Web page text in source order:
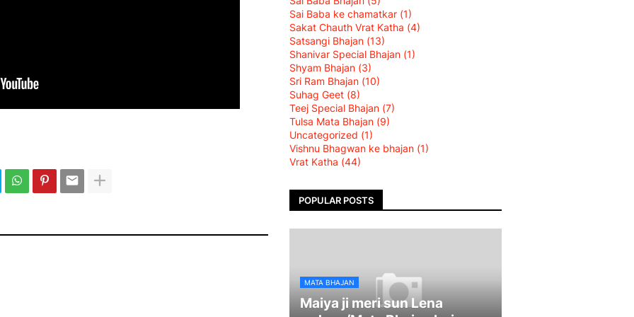
Sai Baba ke chamatkar (1)
Sakat Chauth Vrat Katha (4)
Satsangi Bhajan (13)
Shanivar Special Bhajan (1)
Shyam Bhajan (3)
Sri Ram Bhajan (10)
Suhag Geet (8)
Teej Special Bhajan (7)
Tulsa Mata Bhajan (9)
Uncategorized (1)
Vishnu Bhagwan ke bhajan (1)
Vrat Katha (44)
POPULAR POSTS
MATA BHAJAN
Maiya ji meri sun Lena